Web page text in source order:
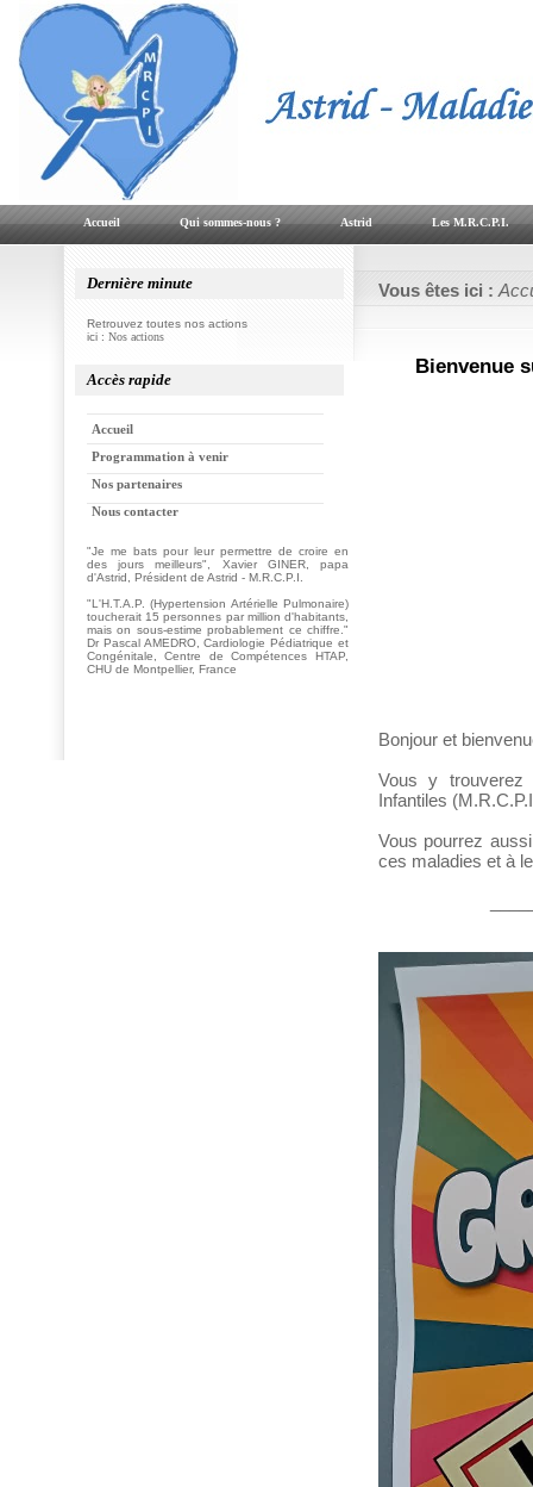
Accueil Qui sommes-nous ? Astrid Les M.R.C.P.I.
Dernière minute
Retrouvez toutes nos actions
ici : Nos actions
Accès rapide
Accueil
Programmation à venir
Nos partenaires
Nous contacter
"Je me bats pour leur permettre de croire en
des jours meilleurs", Xavier GINER, papa
d'Astrid, Président de Astrid - M.R.C.P.I.
"L'H.T.A.P. (Hypertension Artérielle Pulmonaire)
toucherait 15 personnes par million d'habitants,
mais on sous-estime probablement ce chiffre."
Dr Pascal AMEDRO, Cardiologie Pédiatrique et
Congénitale, Centre de Compétences HTAP,
CHU de Montpellier, France
Vous êtes ici :
Bienvenue
Bonjour et
Vous y trouverez
Infantiles
Vous pourrez
ces maladies et à